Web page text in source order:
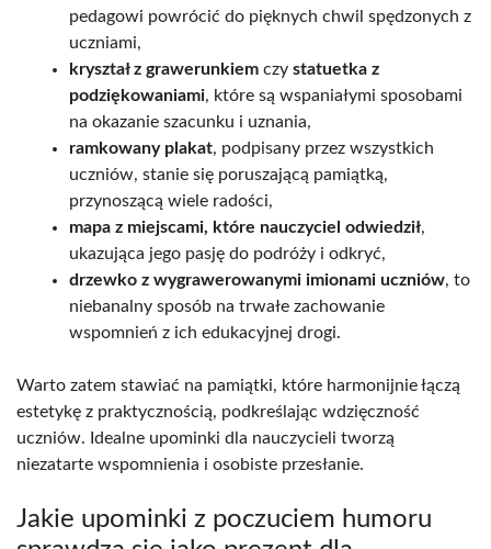
pedagowi powrócić do pięknych chwil spędzonych z
uczniami,
kryształ z grawerunkiem czy statuetka z
podziękowaniami, które są wspaniałymi sposobami
na okazanie szacunku i uznania,
ramkowany plakat, podpisany przez wszystkich
uczniów, stanie się poruszającą pamiątką,
przynoszącą wiele radości,
mapa z miejscami, które nauczyciel odwiedził,
ukazująca jego pasję do podróży i odkryć,
drzewko z wygrawerowanymi imionami uczniów, to
niebanalny sposób na trwałe zachowanie
wspomnień z ich edukacyjnej drogi.
Warto zatem stawiać na pamiątki, które harmonijnie łączą
estetykę z praktycznością, podkreślając wdzięczność
uczniów. Idealne upominki dla nauczycieli tworzą
niezatarte wspomnienia i osobiste przesłanie.
Jakie upominki z poczuciem humoru